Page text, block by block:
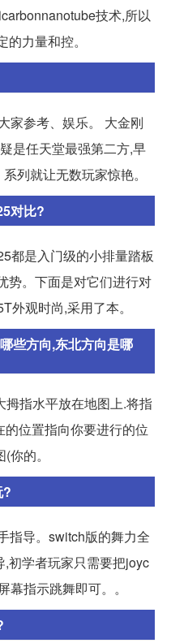
技术,所以
力量和控。
家参考、娱乐。 大金刚
是任天堂最强第二方,早
列就让无数玩家惊艳。
对比?
都是入门级的小排量踏板
势。下面是对它们进行对
外观时尚,采用了本。
些方向,东北方向是哪
指水平放在地图上.将指
位置指向你要进行的位
的。
?
指导。switch版的舞力全
初学者玩家只需要把joyc
指示跳舞即可。。